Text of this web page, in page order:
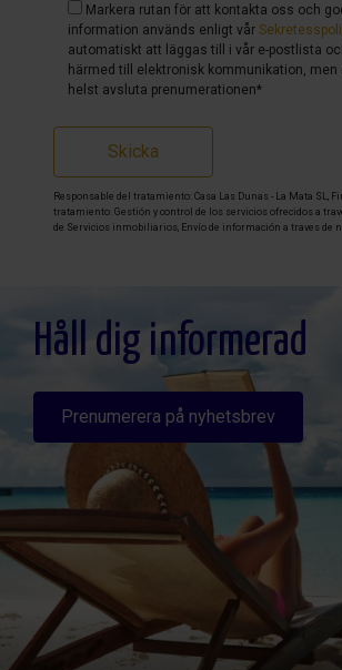
Markera rutan för att kontakta oss och
information används enligt vår
automatiskt att läggas till i vår e-postlista
härmed till elektronisk kommunikation, men
helst avsluta prenumerationen*
Skicka
Responsable del tratamiento: Casa Las Dunas - La Mata SL,
tratamiento: Gestión y control de los servicios ofrecidos a
de Servicios inmobiliarios, Envío de información a traves de
detallada sobre protección de datos
Håll dig informerad
Prenumerera på nyhetsbrev